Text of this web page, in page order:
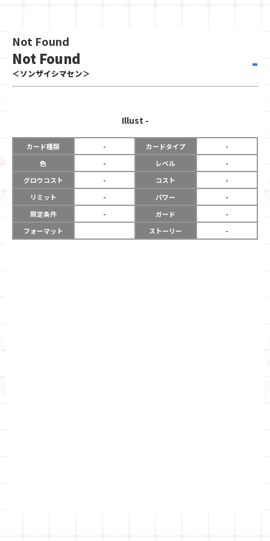
Not Found
Not Found
＜ソンザイシマセン＞ -
Illust -
カード種類 - カードタイプ
-
色
- レベル
-
グロウコスト
- コスト
-
リミット
- パワー
-
限定条件
- ガード
-
フォーマット
ストーリー -